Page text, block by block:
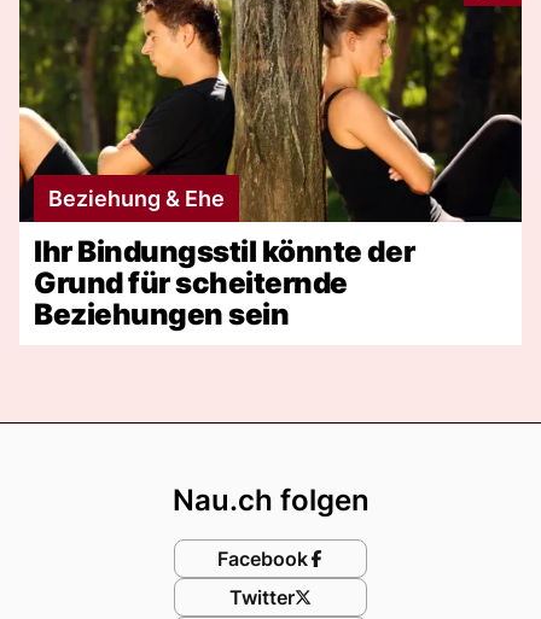
Beziehung & Ehe
Ihr Bindungsstil könnte der
Grund für scheiternde
Beziehungen sein
Nau.ch folgen
Facebook
Twitter